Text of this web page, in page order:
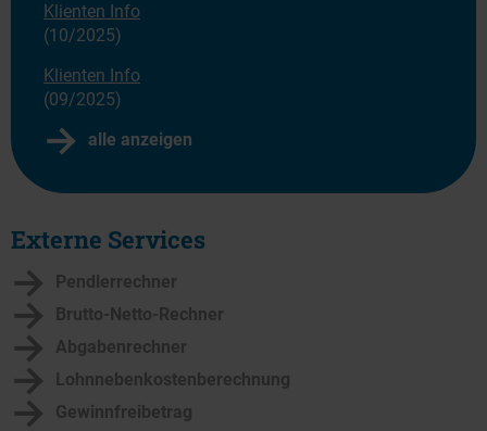
Externe Services
Pendlerrechner
Brutto-Netto-Rechner
Abgabenrechner
Lohnnebenkostenberechnung
Gewinnfreibetrag
Klienten Info
(10/2025)
Klienten Info
(09/2025)
alle anzeigen